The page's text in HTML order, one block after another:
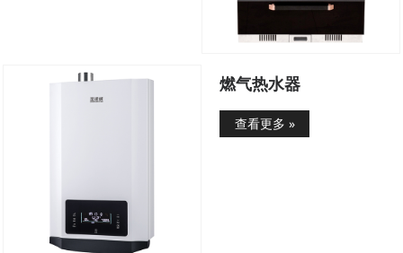
燃气热水器
查看更多 »